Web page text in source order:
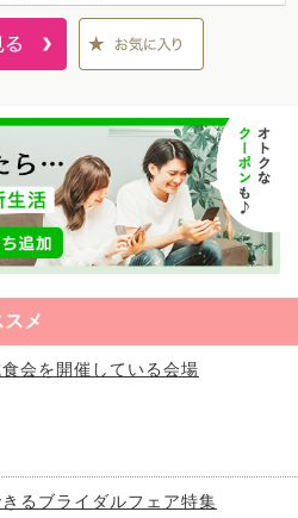
メ
会を開催している会場
るブライダルフェア特集